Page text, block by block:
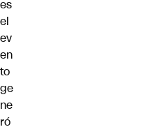
es
el
ev
en
to
ge
ne
ró